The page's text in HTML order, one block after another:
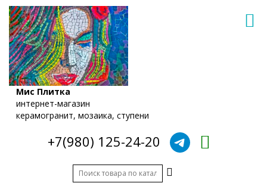
Мис Плитка
интернет-магазин
керамогранит, мозаика, ступени
+7(980) 125-24-20